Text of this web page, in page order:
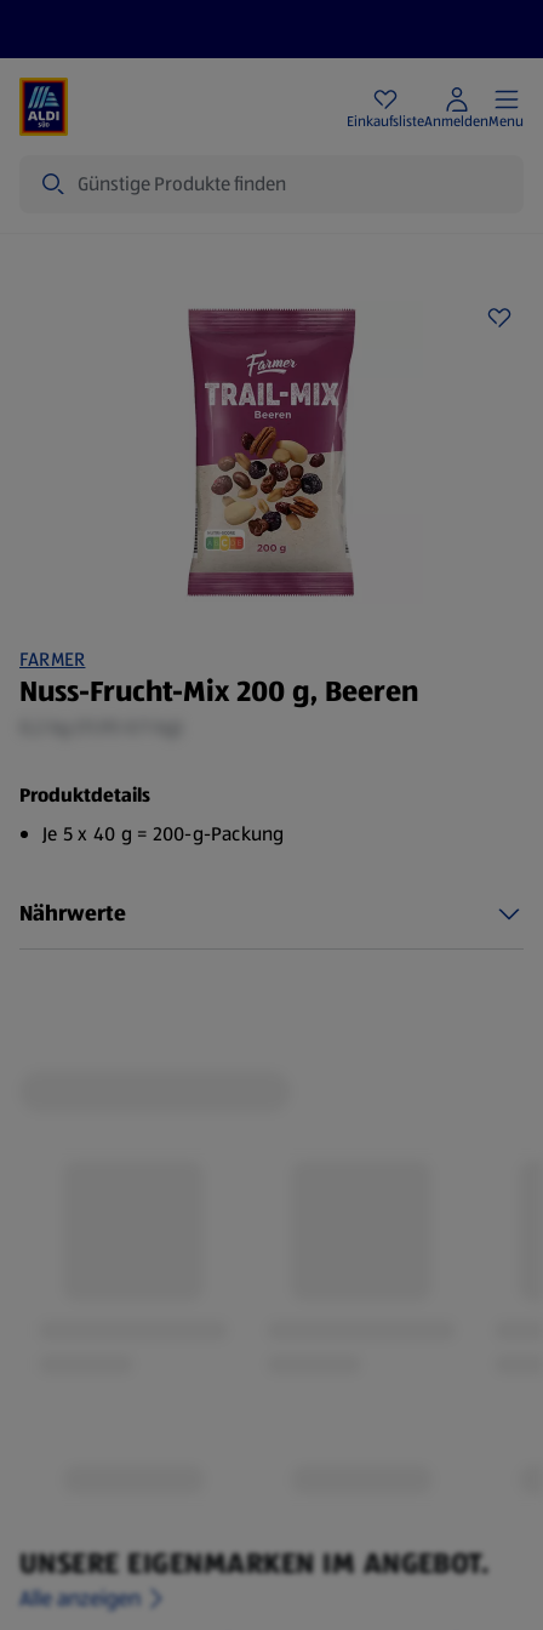
EinkaufslisteAnmeldenMenu
FARMER
Nuss-Frucht-Mix 200 g, Beeren
Produktdetails
Je 5 x 40 g = 200-g-Packung
Nährwerte
UNSERE EIGENMARKEN IM ANGEBOT.
Alle anzeigen